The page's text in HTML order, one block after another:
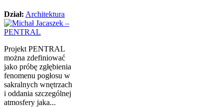
Dział: Architektura
Projekt PENTRAL
można zdefiniować
jako próbę zgłębienia
fenomenu pogłosu w
sakralnych wnętrzach
i oddania szczególnej
atmosfery jaka...